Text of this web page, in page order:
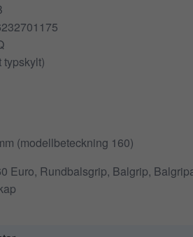
typskylt)
(modellbeteckning 160)
Euro, Rundbalsgrip, Balgrip,